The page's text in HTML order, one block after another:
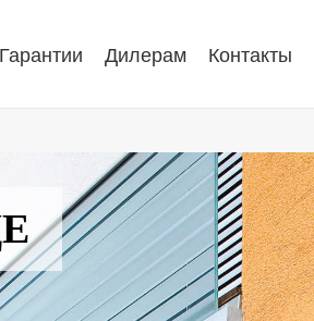
Гарантии Дилерам Контакты